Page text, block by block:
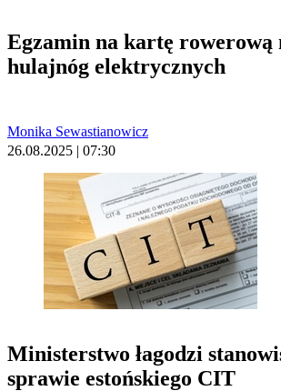
Egzamin na kartę rowerową
hulajnóg elektrycznych
Monika Sewastianowicz
26.08.2025 | 07:30
Ministerstwo łagodzi
sprawie estońskiego CIT